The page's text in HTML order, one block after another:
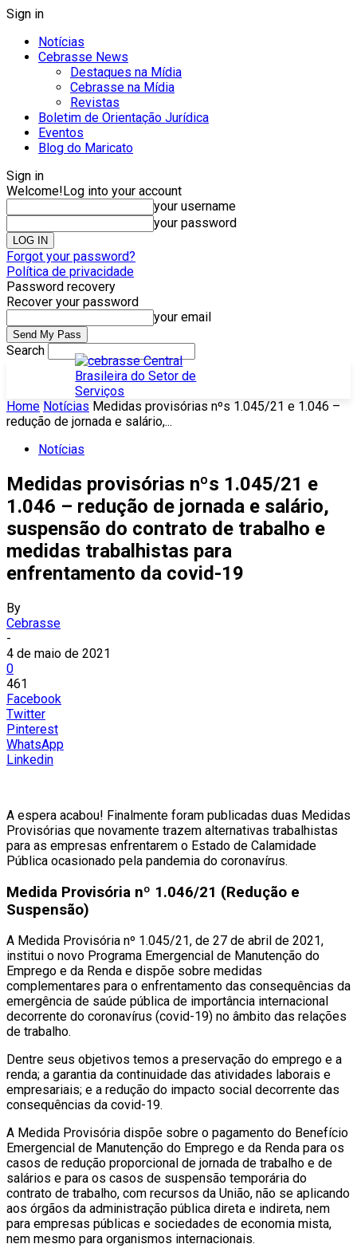
Sign in
Notícias
Cebrasse News
Destaques na Mídia
Cebrasse na Mídia
Revistas
Boletim de Orientação Jurídica
Eventos
Blog do Maricato
Sign in
Welcome!Log into your account
your username
your password
Forgot your password?
Política de privacidade
Password recovery
Recover your password
your email
Search
Home Notícias Medidas provisórias nºs 1.045/21 e 1.046 –
redução de jornada e salário,...
Notícias
Medidas provisórias nºs 1.045/21 e
1.046 – redução de jornada e salário,
suspensão do contrato de trabalho e
medidas trabalhistas para
enfrentamento da covid-19
By
Cebrasse
-
4 de maio de 2021
0
461
Facebook
Twitter
Pinterest
WhatsApp
Linkedin
A espera acabou! Finalmente foram publicadas duas Medidas
Provisórias que novamente trazem alternativas trabalhistas
para as empresas enfrentarem o Estado de Calamidade
Pública ocasionado pela pandemia do coronavírus.
Medida Provisória nº 1.046/21 (Redução e
Suspensão)
A Medida Provisória nº 1.045/21, de 27 de abril de 2021,
institui o novo Programa Emergencial de Manutenção do
Emprego e da Renda e dispõe sobre medidas
complementares para o enfrentamento das consequências da
emergência de saúde pública de importância internacional
decorrente do coronavírus (covid-19) no âmbito das relações
de trabalho.
Dentre seus objetivos temos a preservação do emprego e a
renda; a garantia da continuidade das atividades laborais e
empresariais; e a redução do impacto social decorrente das
consequências da covid-19.
A Medida Provisória dispõe sobre o pagamento do Benefício
Emergencial de Manutenção do Emprego e da Renda para os
casos de redução proporcional de jornada de trabalho e de
salários e para os casos de suspensão temporária do
contrato de trabalho, com recursos da União, não se aplicando
aos órgãos da administração pública direta e indireta, nem
para empresas públicas e sociedades de economia mista,
nem mesmo para organismos internacionais.